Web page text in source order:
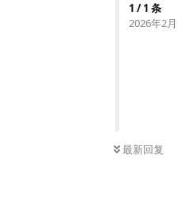
1 /1 条
2026年2月
最新回复